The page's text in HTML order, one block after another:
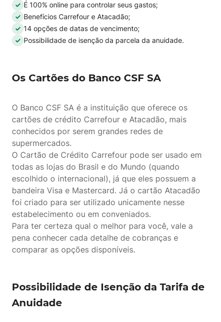
É 100% online para controlar seus gastos;
Benefícios Carrefour e Atacadão;
14 opções de datas de vencimento;
Possibilidade de isenção da parcela da anuidade.
Os Cartões do Banco CSF SA
O Banco CSF SA é a instituição que oferece os
cartões de crédito Carrefour e Atacadão, mais
conhecidos por serem grandes redes de
supermercados.
O Cartão de Crédito Carrefour pode ser usado em
todas as lojas do Brasil e do Mundo (quando
escolhido o internacional), já que eles possuem a
bandeira Visa e Mastercard. Já o cartão Atacadão
foi criado para ser utilizado unicamente nesse
estabelecimento ou em conveniados.
Para ter certeza qual o melhor para você, vale a
pena conhecer cada detalhe de cobranças e
comparar as opções disponíveis.
Possibilidade de Isenção da Tarifa de
Anuidade